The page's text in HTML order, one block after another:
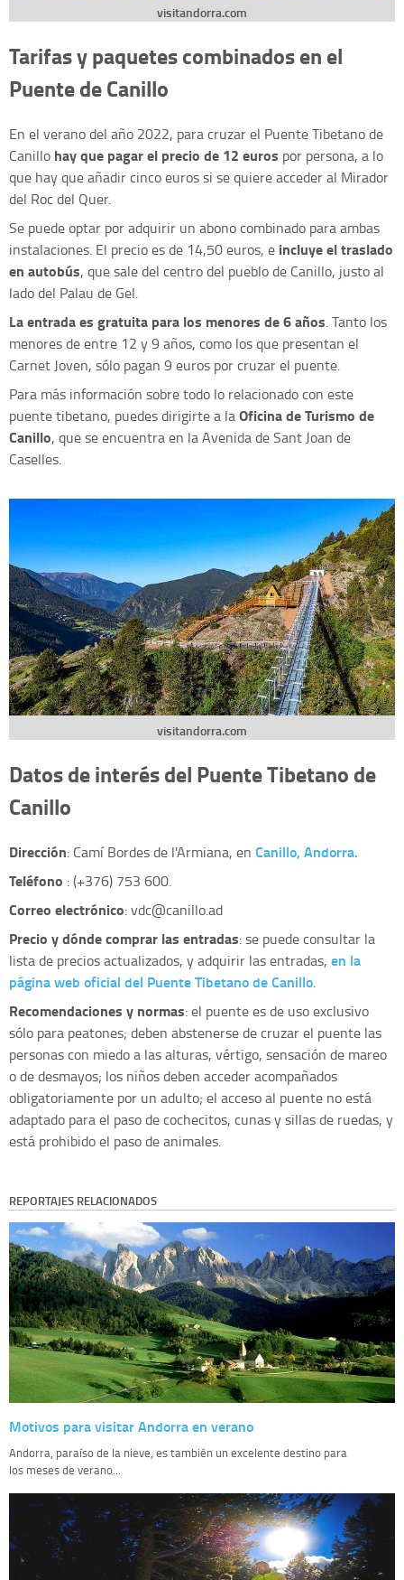
visitandorra.com
Tarifas y paquetes combinados en el
Puente de Canillo
En el verano del año 2022, para cruzar el Puente Tibetano de
Canillo hay que pagar el precio de 12 euros por persona, a lo
que hay que añadir cinco euros si se quiere acceder al Mirador
del Roc del Quer.
Se puede optar por adquirir un abono combinado para ambas
instalaciones. El precio es de 14,50 euros, e incluye el traslado
en autobús, que sale del centro del pueblo de Canillo, justo al
lado del Palau de Gel.
La entrada es gratuita para los menores de 6 años. Tanto los
menores de entre 12 y 9 años, como los que presentan el
Carnet Joven, sólo pagan 9 euros por cruzar el puente.
Para más información sobre todo lo relacionado con este
puente tibetano, puedes dirigirte a laOficina de Turismo de
Canillo, que se encuentra en la Avenida de Sant Joan de
Caselles.
visitandorra.com
Datos de interés del Puente Tibetano de
Canillo
Dirección: Camí Bordes de l'Armiana, en Canillo, Andorra.
Teléfono : (+376) 753 600.
Correo electrónico:vdc@canillo.ad
Precio y dónde comprar las entradas: se puede consultar la
lista de precios actualizados, y adquirir las entradas, en la
página web oficial del Puente Tibetano de Canillo.
Recomendaciones y normas: el puente es de uso exclusivo
sólo para peatones; deben abstenerse de cruzar el puente las
personas con miedo a las alturas, vértigo, sensación de mareo
o de desmayos; los niños deben acceder acompañados
obligatoriamente por un adulto; el acceso al puente no está
adaptado para el paso de cochecitos, cunas y sillas de ruedas, y
está prohibido el paso de animales.
REPORTAJES RELACIONADOS
Motivos para visitar Andorra en verano
Andorra, paraíso de la nieve, es también un excelente destino para
los meses de verano...